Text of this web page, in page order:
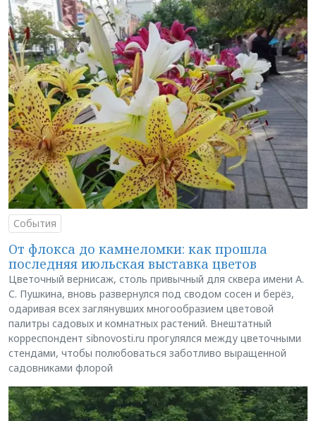
События
От флокса до камнеломки: как прошла
последняя июльская выставка цветов
Цветочный вернисаж, столь привычный для сквера имени А.
С. Пушкина, вновь развернулся под сводом сосен и берёз,
одаривая всех заглянувших многообразием цветовой
палитры садовых и комнатных растений. Внештатный
корреспондент sibnovosti.ru прогулялся между цветочными
стендами, чтобы полюбоваться заботливо выращенной
садовниками флорой